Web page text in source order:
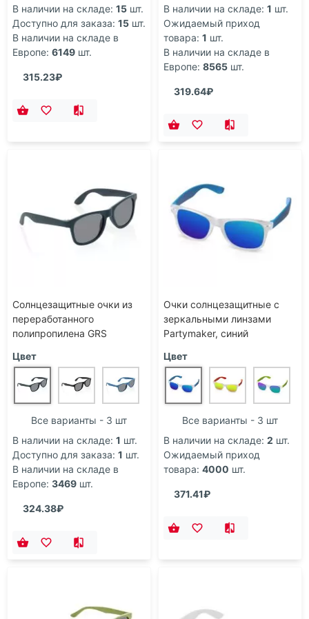
В наличии на складе: 15 шт.
Доступно для заказа: 15 шт.
В наличии на складе в
Европе: 6149 шт.
315.23₽
В наличии на складе: 1 шт.
Ожидаемый приход
товара: 1 шт.
В наличии на складе в
Европе: 8565 шт.
319.64₽
Солнцезащитные очки из
переработанного
полипропилена GRS
Цвет
Все варианты - 3 шт
В наличии на складе: 1 шт.
Доступно для заказа: 1 шт.
В наличии на складе в
Европе: 3469 шт.
324.38₽
Очки солнцезащитные с
зеркальными линзами
Partymaker, синий
Цвет
Все варианты - 3 шт
В наличии на складе: 2 шт.
Ожидаемый приход
товара: 4000 шт.
371.41₽